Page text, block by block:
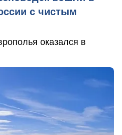
с чистым
оказался в